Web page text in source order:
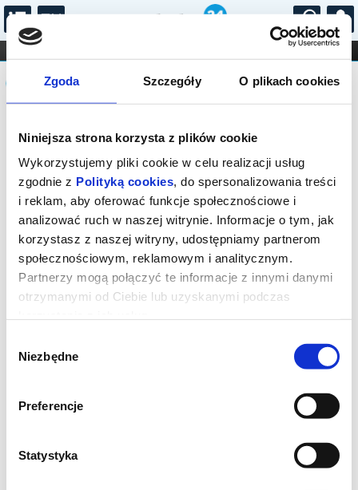
Zgoda Szczegóły O plikach cookies
Niniejsza strona korzysta z plików cookie
Wykorzystujemy pliki cookie w celu realizacji usług
zgodnie z Polityką cookies, do spersonalizowania treści
i reklam, aby oferować funkcje społecznościowe i
analizować ruch w naszej witrynie. Informacje o tym, jak
korzystasz z naszej witryny, udostępniamy partnerom
społecznościowym, reklamowym i analitycznym.
Partnerzy mogą połączyć te informacje z innymi danymi
otrzymanymi od Ciebie lub uzyskanymi podczas
zgody
Niezbędne
Preferencje
Statystyka
...
FILHARMONIA OPERA I BALET
STAND-UP
DLA DZIECI
Komunikat
Sprzedaż on-line została zakończona,
sprawdź dostępność biletów w kasie.